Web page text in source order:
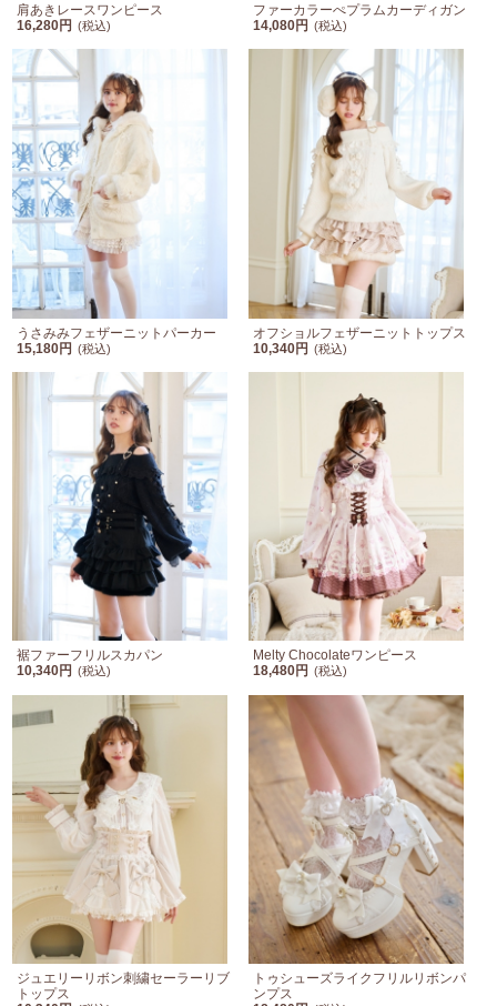
肩あきレースワンピース
16,280円 (税込)
ファーカラーぺプラムカーディガン
14,080円 (税込)
うさみみフェザーニットパーカー
15,180円 (税込)
オフショルフェザーニットトップス
10,340円 (税込)
裾ファーフリルスカパン
10,340円
(税込)
Melty Chocolateワンピース
18,480円 (税込)
ジュエリーリボン刺繍セーラーリブ
トップス
トゥシューズライクフリルリボンパ
ンプス